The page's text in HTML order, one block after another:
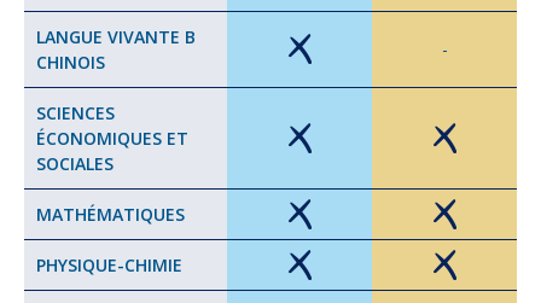
LANGUE VIVANTE B
CHINOIS
-
SCIENCES
ÉCONOMIQUES ET
SOCIALES
MATHÉMATIQUES
PHYSIQUE-CHIMIE